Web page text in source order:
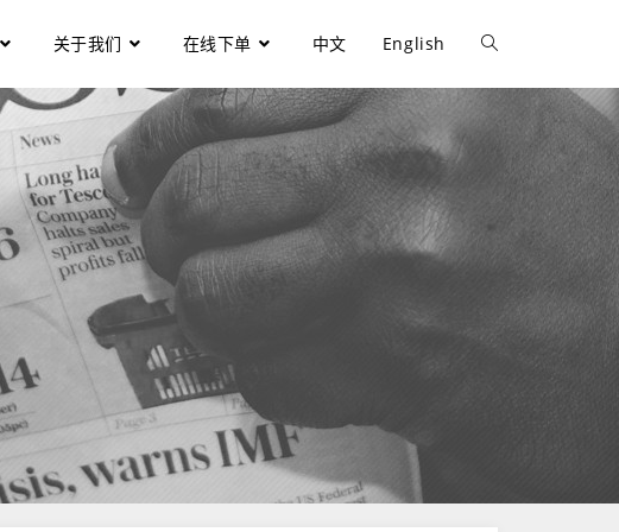
关于我们 在线下单 中文 English